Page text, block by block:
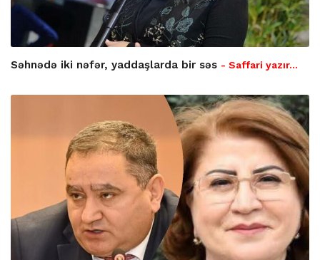
Səhnədə iki nəfər, yaddaşlarda bir səs - Saffari yazır…